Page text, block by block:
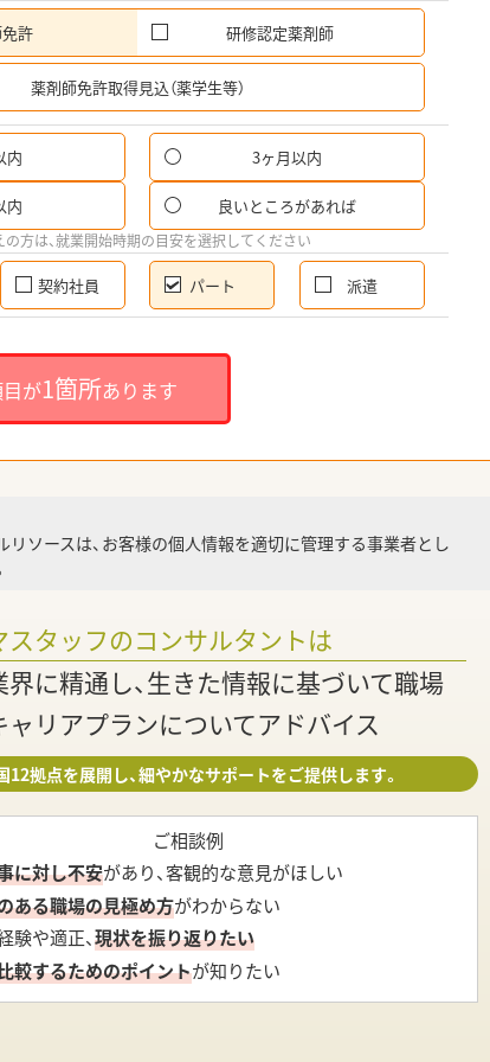
許 研修認定薬剤師
薬剤師免許取得見込（薬学生等）
内 3ヶ月以内
内 良いところがあれば
方は、就業開始時期の目安を選択してください
契約社員 パート 派遣
が1箇所あります
リソースは、お客様の個人情報を適切に管理する事業者とし
スタッフのコンサルタントは
に精通し、生きた情報に基づいて職場
ャリアプランについてアドバイス
12拠点を展開し、細やかなサポートをご提供します。
ご相談例
に対し不安があり、客観的な意見がほしい
ある職場の見極め方がわからない
験や適正、現状を振り返りたい
較するためのポイントが知りたい